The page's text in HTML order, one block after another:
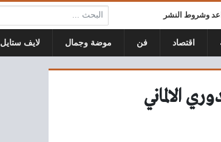
وشروط النشر البحث:
اقتصاد فن موضة وجمال لايف ستايل
الالماني